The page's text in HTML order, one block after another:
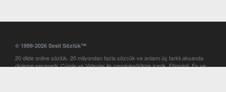
© 1999-2026 Sesli Sözlük™
20 dilde online sözlük. 20 milyondan fazla sözcük ve anlamı üç farklı aksanda
dinleme seçeneği. Cümle ve Videolar ile zenginleştirilmiş içerik. Etimoloji, Eş ve